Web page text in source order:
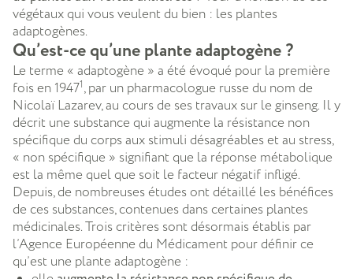
végétaux qui vous veulent du bien : les plantes
adaptogènes.
Qu’est-ce qu’une plante adaptogène ?
Le terme « adaptogène » a été évoqué pour la première
fois en 19471, par un pharmacologue russe du nom de
Nicolaï Lazarev, au cours de ses travaux sur le ginseng. Il y
décrit une substance qui augmente la résistance non
spécifique du corps aux stimuli désagréables et au stress,
« non spécifique » signifiant que la réponse métabolique
est la même quel que soit le facteur négatif infligé.
Depuis, de nombreuses études ont détaillé les bénéfices
de ces substances, contenues dans certaines plantes
médicinales. Trois critères sont désormais établis par
l’Agence Européenne du Médicament pour définir ce
qu’est une plante adaptogène :